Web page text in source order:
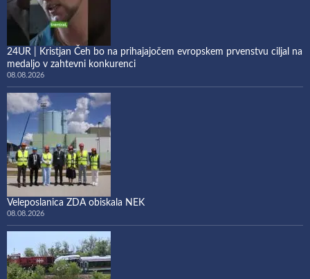
24UR | Kristjan Čeh bo na prihajajočem evropskem prvenstvu ciljal na
medaljo v zahtevni konkurenci
08.08.2026
Veleposlanica ZDA obiskala NEK
08.08.2026